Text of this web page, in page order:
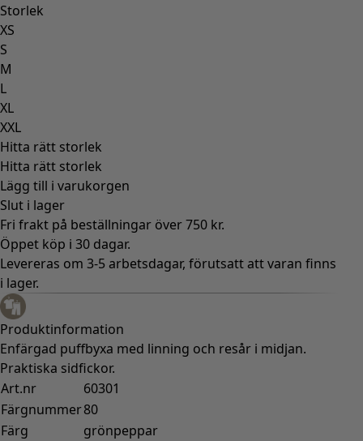
Storlek
XS
S
M
L
XL
XXL
Hitta rätt storlek
Hitta rätt storlek
Lägg till i varukorgen
Slut i lager
Fri frakt på beställningar över 750 kr.
Öppet köp i 30 dagar.
Levereras om 3-5 arbetsdagar, förutsatt att varan finns
i lager.
Produktinformation
Enfärgad puffbyxa med linning och resår i midjan.
Praktiska sidfickor.
Art.nr
60301
Färgnummer80
Färg
grönpeppar